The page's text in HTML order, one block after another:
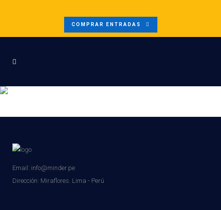
COMPRAR ENTRADAS
Email: info@minder.pe
Dirección: Miraflores. Lima - Perú